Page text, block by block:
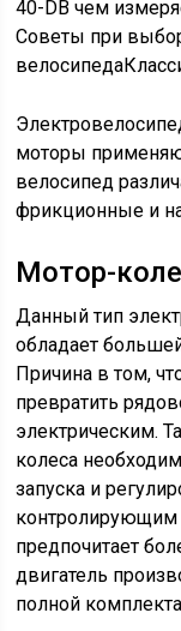
40-DВ чем
Советы при
моторы
велосипед
фрикционные и
Мотор-
Данный тип
обладает
Причина в том,
превратить
электрическим.
колеса
запуска и
контролирующим
предпочитает
двигатель
полной